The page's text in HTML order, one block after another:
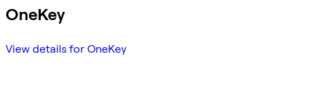
OneKey
View details for OneKey